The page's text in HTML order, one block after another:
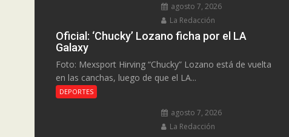
agosto 7, 2026
La Redacción
Oficial: ‘Chucky’ Lozano ficha por el LA
Galaxy
Foto: Mexsport Hirving “Chucky” Lozano está de vuelta
en las canchas, luego de que el LA...
DEPORTES
agosto 7, 2026
La Redacción